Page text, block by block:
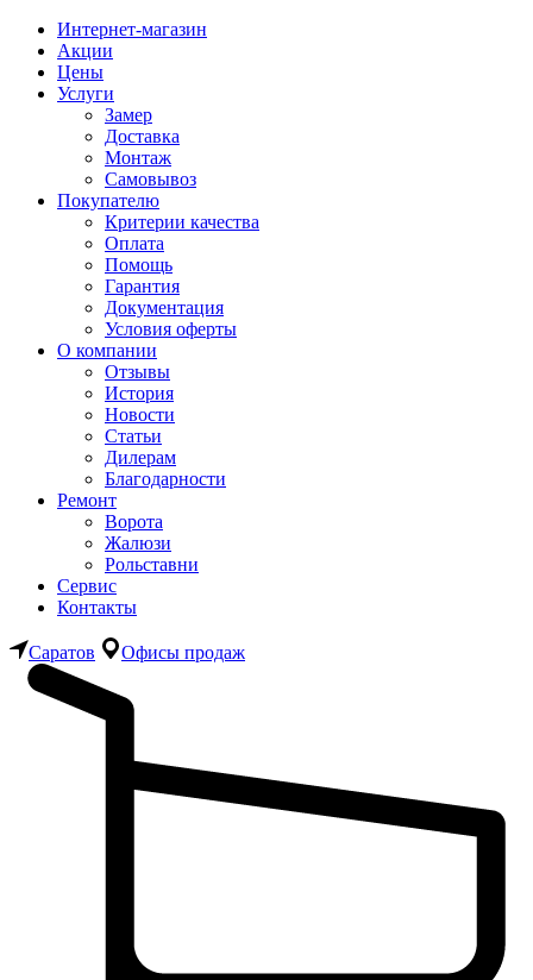
Интернет-магазин
Акции
Цены
Услуги
Замер
Доставка
Монтаж
Самовывоз
Покупателю
Критерии качества
Оплата
Помощь
Гарантия
Документация
Условия оферты
О компании
Отзывы
История
Новости
Статьи
Дилерам
Благодарности
Ремонт
Ворота
Жалюзи
Рольставни
Сервис
Контакты
Саратов Офисы продаж